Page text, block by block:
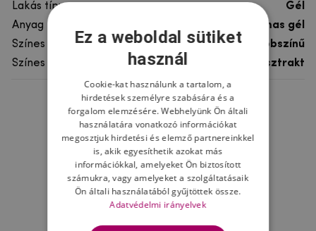
Lakás típusa
Gél
Anyag
rugalmas gél
Színes
többszínű
Színes motívum
Absztrakt
Ne felejtsd el
Ez a weboldal sütiket
használ
Cookie-kat használunk a tartalom, a
hirdetések személyre szabására és a
forgalom elemzésére. Webhelyünk Ön általi
használatára vonatkozó információkat
megosztjuk hirdetési és elemző partnereinkkel
is, akik egyesíthetik azokat más
információkkal, amelyeket Ön biztosított
számukra, vagy amelyeket a szolgáltatásaik
Ön általi használatából gyűjtöttek össze.
Adatvédelmi irányelvek